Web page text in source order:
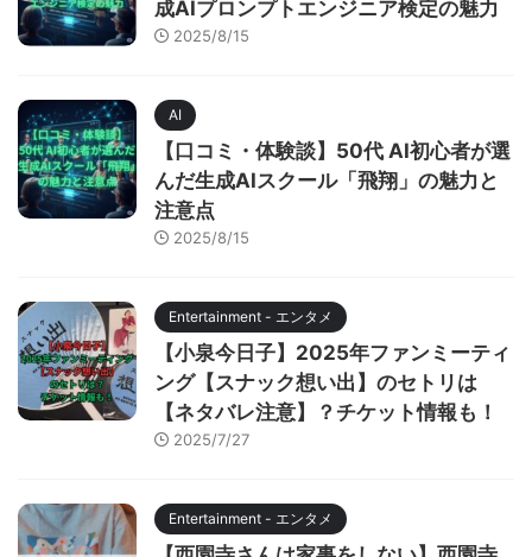
成AIプロンプトエンジニア検定の魅力
2025/8/15
AI
【口コミ・体験談】50代 AI初心者が選
んだ生成AIスクール「飛翔」の魅力と
注意点
2025/8/15
Entertainment - エンタメ
【小泉今日子】2025年ファンミーティ
ング【スナック想い出】のセトリは
【ネタバレ注意】？チケット情報も！
2025/7/27
Entertainment - エンタメ